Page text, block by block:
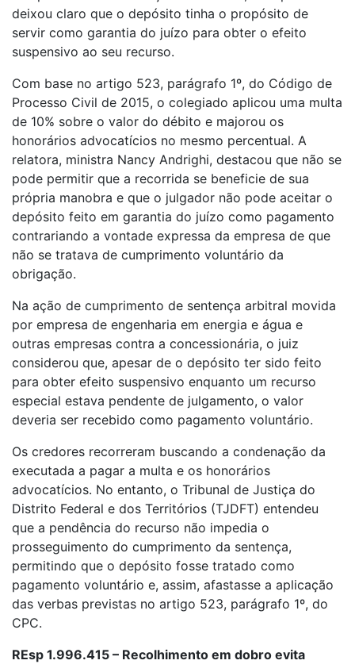
deixou claro que o depósito tinha o propósito de
servir como garantia do juízo para obter o efeito
suspensivo ao seu recurso.
Com base no artigo 523, parágrafo 1º, do Código de
Processo Civil de 2015, o colegiado aplicou uma multa
de 10% sobre o valor do débito e majorou os
honorários advocatícios no mesmo percentual. A
relatora, ministra Nancy Andrighi, destacou que não se
pode permitir que a recorrida se beneficie de sua
própria manobra e que o julgador não pode aceitar o
depósito feito em garantia do juízo como pagamento
contrariando a vontade expressa da empresa de que
não se tratava de cumprimento voluntário da
obrigação.
Na ação de cumprimento de sentença arbitral movida
por empresa de engenharia em energia e água e
outras empresas contra a concessionária, o juiz
considerou que, apesar de o depósito ter sido feito
para obter efeito suspensivo enquanto um recurso
especial estava pendente de julgamento, o valor
deveria ser recebido como pagamento voluntário.
Os credores recorreram buscando a condenação da
executada a pagar a multa e os honorários
advocatícios. No entanto, o Tribunal de Justiça do
Distrito Federal e dos Territórios (TJDFT) entendeu
que a pendência do recurso não impedia o
prosseguimento do cumprimento da sentença,
permitindo que o depósito fosse tratado como
pagamento voluntário e, assim, afastasse a aplicação
das verbas previstas no artigo 523, parágrafo 1º, do
CPC.
REsp 1.996.415 – Recolhimento em dobro evita